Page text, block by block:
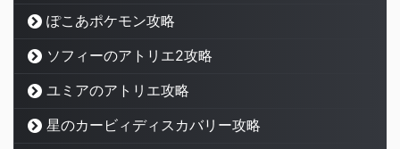
ぽこあポケモン攻略
ソフィーのアトリエ2攻略
ユミアのアトリエ攻略
星のカービィディスカバリー攻略